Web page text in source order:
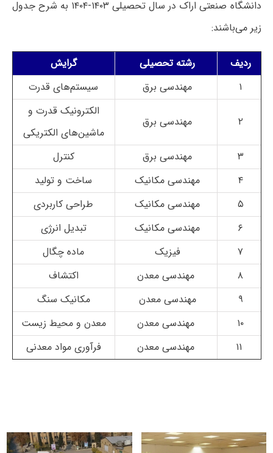
دانشگاه صنعتی اراک در سال تحصیلی ۱۴۰۳-۱۴۰۴ به شرح جدول
زیر می‌باشند:
ردیف رشته تحصیلی
گرایش
۱
مهندسی برق سیستم‌های قدرت
۲ مهندسی برق
الکترونیک قدرت و
ماشین‌های الکتریکی
۳
مهندسی برق
کنترل
۴
مهندسی مکانیک
ساخت و تولید
۵
مهندسی مکانیک
طراحی کاربردی
۶
مهندسی مکانیک
تبدیل انرژی
۷
فیزیک
ماده چگال
۸
مهندسی معدن
اکتشاف
۹
مهندسی معدن
مکانیک سنگ
۱۰
مهندسی معدن
معدن و محیط زیست
۱۱
مهندسی معدن فرآوری مواد معدنی